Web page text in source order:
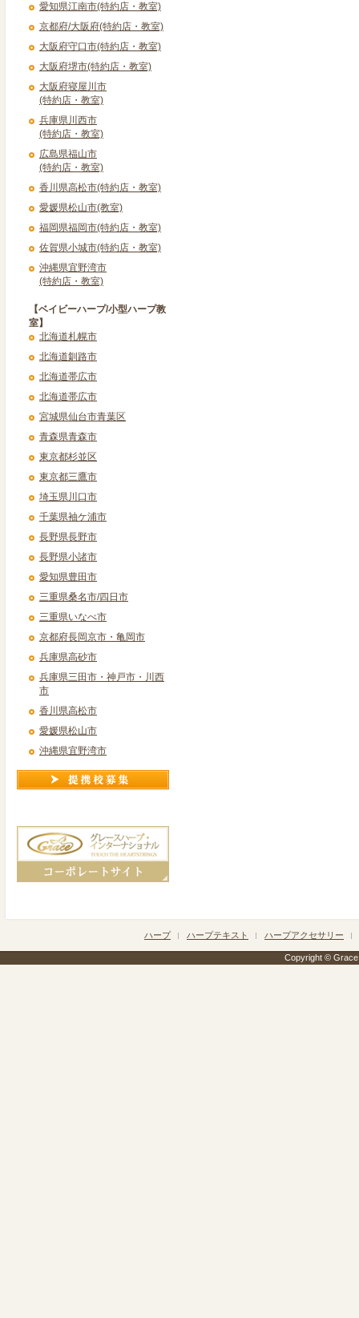
愛知県江南市(特約店・教室)
京都府/大阪府(特約店・教室)
大阪府守口市(特約店・教室)
大阪府堺市(特約店・教室)
大阪府寝屋川市
(特約店・教室)
兵庫県川西市
(特約店・教室)
広島県福山市
(特約店・教室)
香川県高松市(特約店・教室)
愛媛県松山市(教室)
福岡県福岡市(特約店・教室)
佐賀県小城市(特約店・教室)
沖縄県宜野湾市
(特約店・教室)
【ベイビーハープ/小型ハープ教
室】
北海道札幌市
北海道釧路市
北海道帯広市
北海道帯広市
宮城県仙台市青葉区
青森県青森市
東京都杉並区
東京都三鷹市
埼玉県川口市
千葉県袖ケ浦市
長野県長野市
長野県小諸市
愛知県豊田市
三重県桑名市/四日市
三重県いなべ市
京都府長岡京市・亀岡市
兵庫県高砂市
兵庫県三田市・神戸市・川西
市
香川県高松市
愛媛県松山市
沖縄県宜野湾市
ハープ ハープテキスト ハープアクセサリー
Copyright © Grace